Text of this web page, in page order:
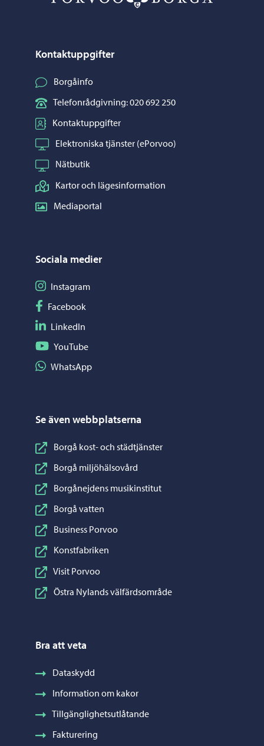
Kontaktuppgifter
Borgåinfo
Telefonrådgivning: 020 692 250
Kontaktuppgifter
Elektroniska tjänster (ePorvoo)
Nätbutik
Kartor och lägesinformation
Mediaportal
Sociala medier
Följ på Instagram
Instagram
Följ på Facebook
Facebook
Följ på LinkedIn
LinkedIn
Följ på YouTube
YouTube
Dela på WhatsApp
WhatsApp
Se även webbplatserna
Borgå kost- och städtjänster
Borgå miljöhälsovård
Borgånejdens musikinstitut
Borgå vatten
Business Porvoo
Konstfabriken
Visit Porvoo
Östra Nylands välfärdsområde
Bra att veta
Dataskydd
Information om kakor
Tillgänglighetsutlåtande
Fakturering